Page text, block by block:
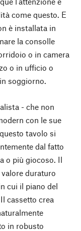
come questo. E
è installata in
la consolle
o in camera
o in ufficio o
soggiorno.
- che non
con le sue
tavolo si
dal fatto
o più giocoso. Il
duraturo
cui il piano del
cassetto crea
in robusto